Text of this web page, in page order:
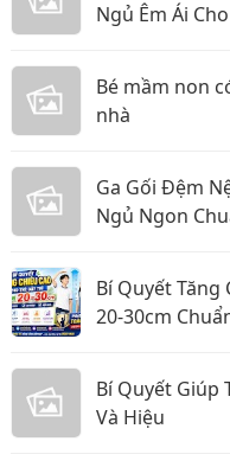
Ngủ Êm Ái
Bé mầm non
nhà
Ga Gối Đệm
Ngủ Ngon
Bí Quyết Tăng
20-30cm
Bí Quyết Giúp
Và Hiệu